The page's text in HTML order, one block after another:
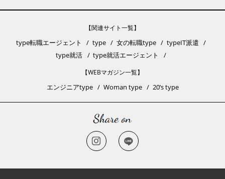
【関連サイト一覧】
type転職エージェント type 女の転職type
typeIT派遣
type就活
type就活エージェント
【WEBマガジン一覧】
エンジニアtype Woman type 20’s type